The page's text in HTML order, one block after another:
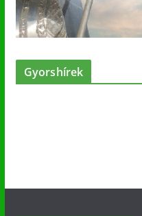
Gyorshírek